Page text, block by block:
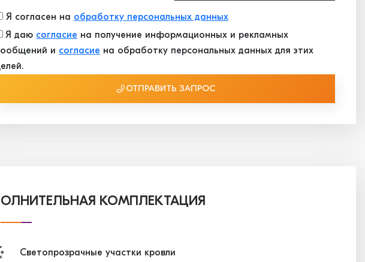
Я согласен на обработку персональных данных
Я даю согласие на получение информационных и рекламных
и согласие на обработку персональных данных для этих
ОТПРАВИТЬ ЗАПРОС
КОМПЛЕКТАЦИЯ
Светопрозрачные участки кровли